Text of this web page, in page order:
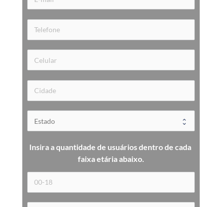
faixa etária abaixo.